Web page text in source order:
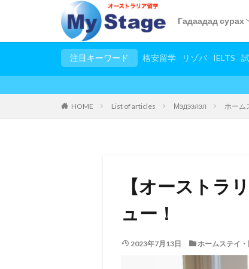
Гадаадад сурах
語学留学
短期語学留学
小/中/高校留学
親子留学
2カ国留学
春休み夏休み大
日本語教師養成
児童英語教師養
TESOL(英語教
シニア留学
スタディーツア
田舎ステイプロ
注目キーワード 格安留学 リゾバ IELTS
HOME List of articles Мэдээлэл ホーム
【オーストラ
ュー！
2023年7月13日 ホームステイ